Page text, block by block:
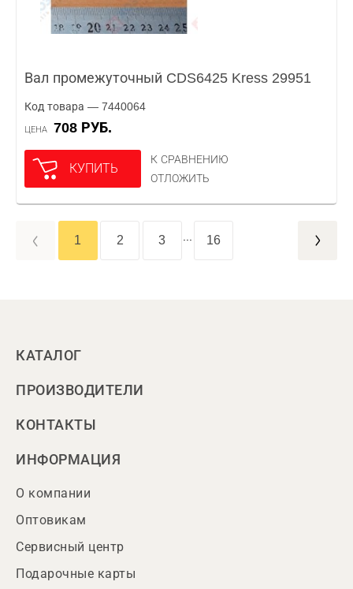
Вал промежуточный CDS6425 Kress 29951
Код товара — 7440064
ЦЕНА 708 РУБ.
КУПИТЬ
К СРАВНЕНИЮ
ОТЛОЖИТЬ
1 2 3 16
КАТАЛОГ
ПРОИЗВОДИТЕЛИ
КОНТАКТЫ
ИНФОРМАЦИЯ
О компании
Оптовикам
Сервисный центр
Подарочные карты